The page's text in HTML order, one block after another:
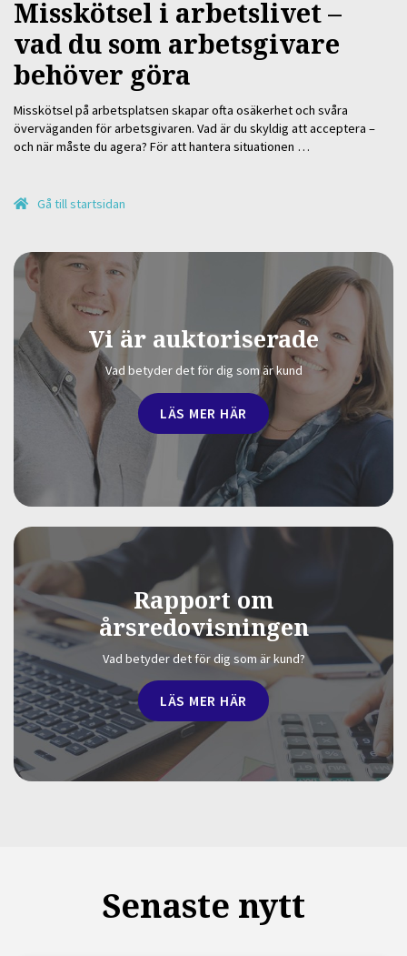
Misskötsel i arbetslivet –
vad du som arbetsgivare
behöver göra
Misskötsel på arbetsplatsen skapar ofta osäkerhet och svåra
överväganden för arbetsgivaren. Vad är du skyldig att acceptera –
och när måste du agera? För att hantera situationen …
Gå till startsidan
Vi är auktoriserade
Vad betyder det för dig som är kund
LÄS MER HÄR
Rapport om
årsredovisningen
Vad betyder det för dig som är kund?
LÄS MER HÄR
Senaste nytt